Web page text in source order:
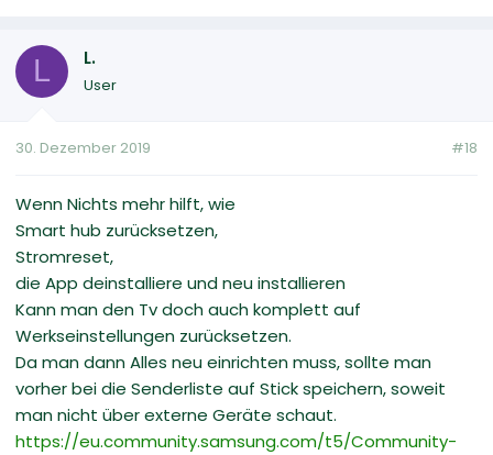
L L.
User
30. Dezember 2019 #18
Wenn Nichts mehr hilft, wie
Smart hub zurücksetzen,
Stromreset,
die App deinstalliere und neu installieren
Kann man den Tv doch auch komplett auf
Werkseinstellungen zurücksetzen.
Da man dann Alles neu einrichten muss, sollte man
vorher bei die Senderliste auf Stick speichern, soweit
man nicht über externe Geräte schaut.
https://eu.community.samsung.com/t5/Community-